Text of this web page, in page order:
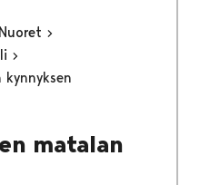
Nuoret
matalan